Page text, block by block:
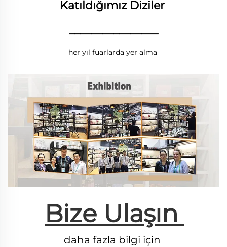
Katıldığımız Diziler
________________
her yıl fuarlarda yer alma
Bize Ulaşın
daha fazla bilgi için